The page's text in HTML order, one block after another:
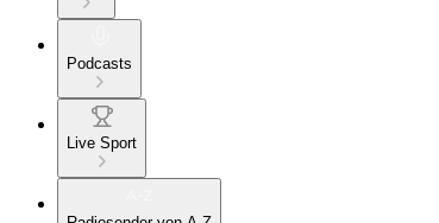
Podcasts
Live Sport